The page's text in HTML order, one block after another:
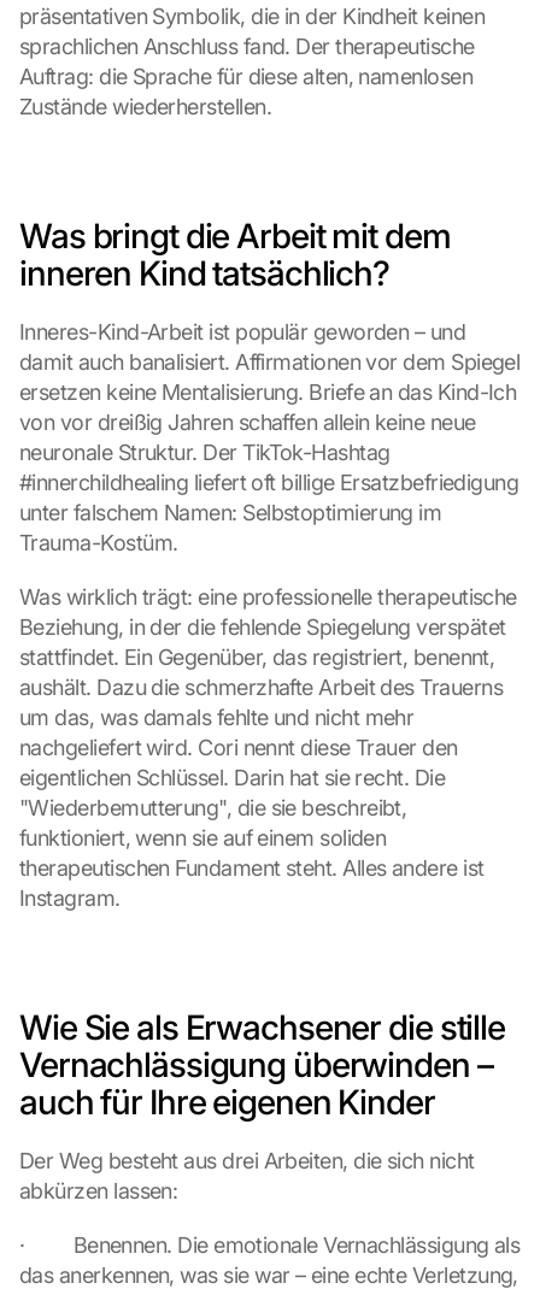
präsentativen Symbolik, die in der Kindheit keinen
sprachlichen Anschluss fand. Der therapeutische
Auftrag: die Sprache für diese alten, namenlosen
Zustände wiederherstellen.
Was bringt die Arbeit mit dem
inneren Kind tatsächlich?
Inneres-Kind-Arbeit ist populär geworden – und
damit auch banalisiert. Affirmationen vor dem Spiegel
ersetzen keine Mentalisierung. Briefe an das Kind-Ich
von vor dreißig Jahren schaffen allein keine neue
neuronale Struktur. Der TikTok-Hashtag
#innerchildhealing liefert oft billige Ersatzbefriedigung
unter falschem Namen: Selbstoptimierung im
Trauma-Kostüm.
Was wirklich trägt: eine professionelle therapeutische
Beziehung, in der die fehlende Spiegelung verspätet
stattfindet. Ein Gegenüber, das registriert, benennt,
aushält. Dazu die schmerzhafte Arbeit des Trauerns
um das, was damals fehlte und nicht mehr
nachgeliefert wird. Cori nennt diese Trauer den
eigentlichen Schlüssel. Darin hat sie recht. Die
"Wiederbemutterung", die sie beschreibt,
funktioniert, wenn sie auf einem soliden
therapeutischen Fundament steht. Alles andere ist
Instagram.
Wie Sie als Erwachsener die stille
Vernachlässigung überwinden –
auch für Ihre eigenen Kinder
Der Weg besteht aus drei Arbeiten, die sich nicht
abkürzen lassen:
·         Benennen. Die emotionale Vernachlässigung als
das anerkennen, was sie war – eine echte Verletzung,
L
o
a
d
G
o
o
g
l
e
a
B
y
c
l
i
k
i
g
o